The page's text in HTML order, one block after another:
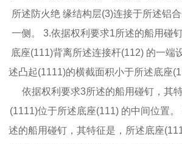
所述防火绝 缘结构层(3)连接于所述铝
一侧。 3.依据权利要求1所述的船用碰
底座(111)背离所述连接杆(112) 的一端
述凸起(1111)的横截面积小于所述底座
依据权利要求3所述的船用碰钉，其
(1111)位于所述底座(111) 的中间位置
述的船用碰钉，其特征是，所述底座